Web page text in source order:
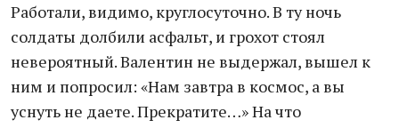
Работали, видимо, круглосуточно. В ту ночь
солдаты долбили асфальт, и грохот стоял
невероятный. Валентин не выдержал, вышел к
ним и попросил: «Нам завтра в космос, а вы
уснуть не даете. Прекратите…» На что